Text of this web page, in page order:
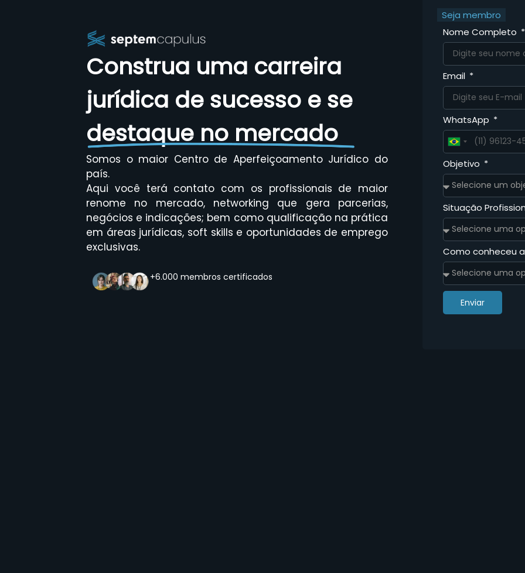
Construa uma carreira
jurídica de sucesso e se
destaque no mercado
Somos o maior Centro de Aperfeiçoamento Jurídico do
país.
Aqui você terá contato com os profissionais de maior
renome no mercado, networking que gera parcerias,
negócios e indicações; bem como qualificação na prática
em áreas jurídicas, soft skills e oportunidades de emprego
exclusivas.
+6.000 membros certificados
Seja membro
Nome Completo
Email
WhatsApp
Brazil
+55
Objetivo
Situação
Como conheceu
Enviar